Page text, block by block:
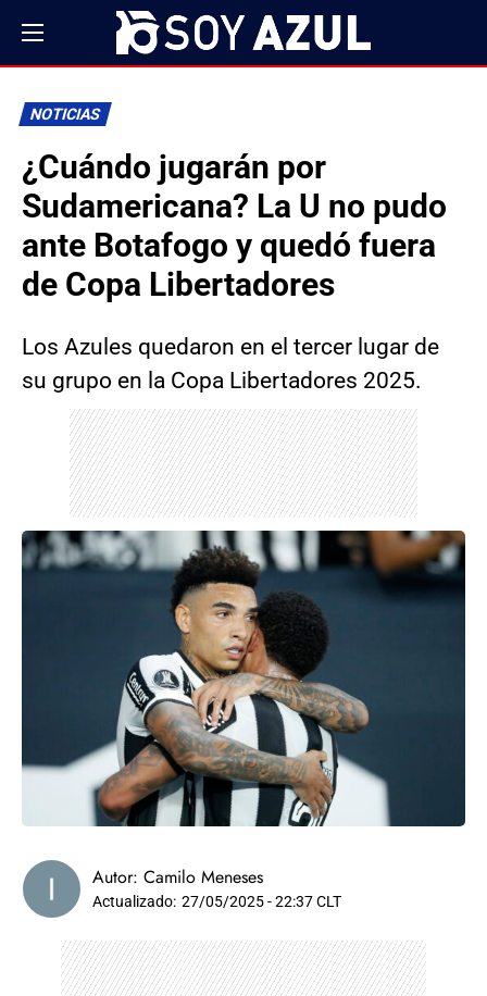
NOTICIAS
¿Cuándo jugarán por
Sudamericana? La U no pudo
ante Botafogo y quedó fuera
de Copa Libertadores
Los Azules quedaron en el tercer lugar de
su grupo en la Copa Libertadores 2025.
Autor: Camilo Meneses
Actualizado: 27/05/2025 - 22:37 CLT